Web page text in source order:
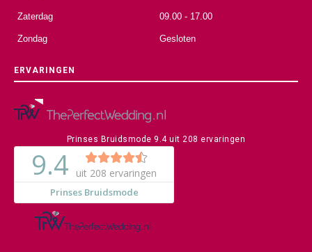
Zaterdag 09.00 - 17.00
Zondag Gesloten
ERVARINGEN
Prinses Bruidsmode 9.4uit208 ervaringen